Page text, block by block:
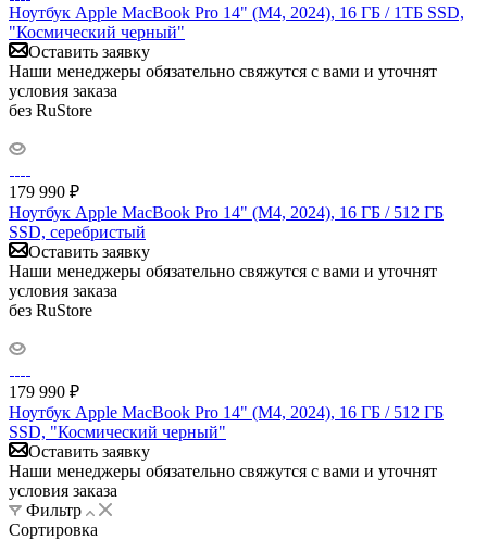
Ноутбук Apple MacBook Pro 14" (M4, 2024), 16 ГБ / 1ТБ SSD,
"Космический черный"
Оставить заявку
Наши менеджеры обязательно свяжутся с вами и уточнят
условия заказа
без RuStore
179 990 ₽
Ноутбук Apple MacBook Pro 14" (M4, 2024), 16 ГБ / 512 ГБ
SSD, серебристый
Оставить заявку
Наши менеджеры обязательно свяжутся с вами и уточнят
условия заказа
без RuStore
179 990 ₽
Ноутбук Apple MacBook Pro 14" (M4, 2024), 16 ГБ / 512 ГБ
SSD, "Космический черный"
Оставить заявку
Наши менеджеры обязательно свяжутся с вами и уточнят
условия заказа
Фильтр
Сортировка